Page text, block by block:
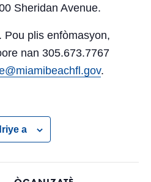
Sheridan Avenue.
Pou plis enfòmasyon,
nan 305.673.7767
.
a